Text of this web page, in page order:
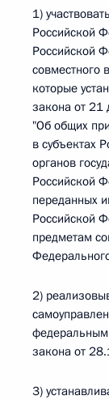
1)
Российской
Российской
совместного
которые
закона от
"Об общих
в субъектах
органов
Российской
переданных
Российской
предметам
2)
закона от
3)